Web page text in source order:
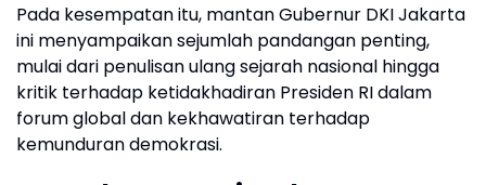
Pada kesempatan itu, mantan Gubernur DKI Jakarta
ini menyampaikan sejumlah pandangan penting,
mulai dari penulisan ulang sejarah nasional hingga
kritik terhadap ketidakhadiran Presiden RI dalam
forum global dan kekhawatiran terhadap
kemunduran demokrasi.